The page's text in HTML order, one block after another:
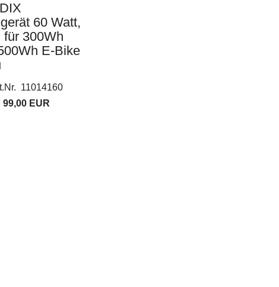
60 Watt,
für 300Wh
E-Bike
11014160
99,00 EUR